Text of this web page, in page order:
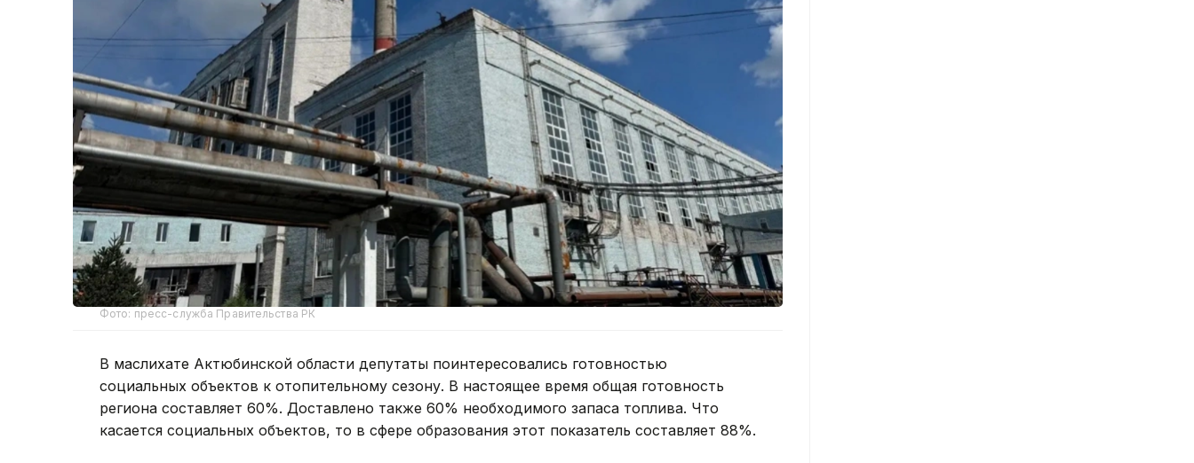
Фото: пресс-служба Правительства РК
В маслихате Актюбинской области депутаты поинтересовались готовностью
социальных объектов к отопительному сезону. В настоящее время общая готовность
региона составляет 60%. Доставлено также 60% необходимого запаса топлива. Что
касается социальных объектов, то в сфере образования этот показатель составляет 88%.